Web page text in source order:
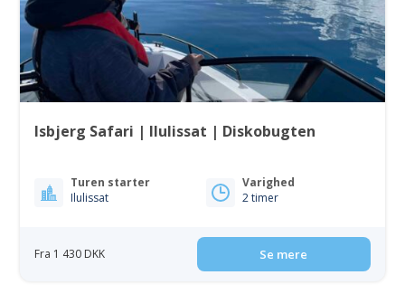
Isbjerg Safari | Ilulissat | Diskobugten
Turen starter
Ilulissat
Varighed
2 timer
Fra 1 430 DKK Se mere